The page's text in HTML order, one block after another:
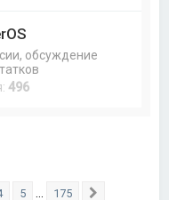
обсуждение
496
5 175